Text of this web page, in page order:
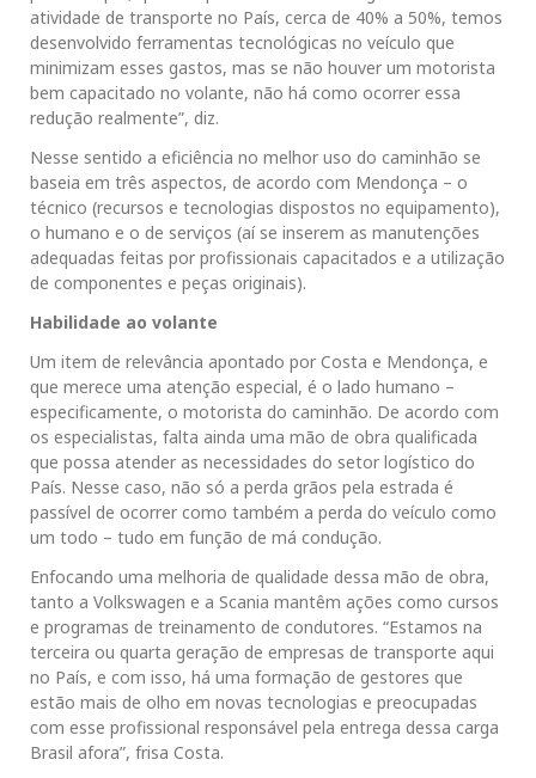
atividade de transporte no País, cerca de 40% a 50%, temos
desenvolvido ferramentas tecnológicas no veículo que
minimizam esses gastos, mas se não houver um motorista
bem capacitado no volante, não há como ocorrer essa
redução realmente”, diz.
Nesse sentido a eficiência no melhor uso do caminhão se
baseia em três aspectos, de acordo com Mendonça – o
técnico (recursos e tecnologias dispostos no equipamento),
o humano e o de serviços (aí se inserem as manutenções
adequadas feitas por profissionais capacitados e a utilização
de componentes e peças originais).
Habilidade ao volante
Um item de relevância apontado por Costa e Mendonça, e
que merece uma atenção especial, é o lado humano –
especificamente, o motorista do caminhão. De acordo com
os especialistas, falta ainda uma mão de obra qualificada
que possa atender as necessidades do setor logístico do
País. Nesse caso, não só a perda grãos pela estrada é
passível de ocorrer como também a perda do veículo como
um todo – tudo em função de má condução.
Enfocando uma melhoria de qualidade dessa mão de obra,
tanto a Volkswagen e a Scania mantêm ações como cursos
e programas de treinamento de condutores. “Estamos na
terceira ou quarta geração de empresas de transporte aqui
no País, e com isso, há uma formação de gestores que
estão mais de olho em novas tecnologias e preocupadas
com esse profissional responsável pela entrega dessa carga
Brasil afora”, frisa Costa.